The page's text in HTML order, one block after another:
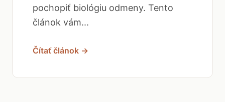
pochopiť biológiu odmeny. Tento
článok vám...
Čítať článok →